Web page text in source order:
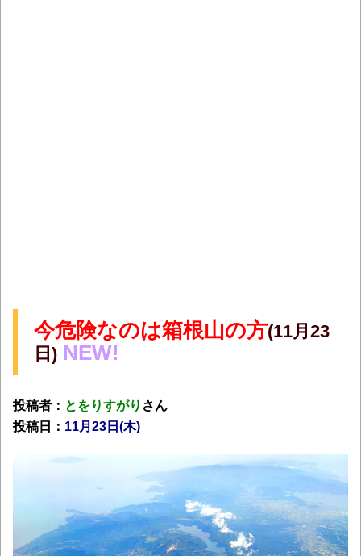
今危険なのは箱根山の方(11月23
日) NEW!
投稿者： とをりすがり さん
投稿日： 11月23 日(木)